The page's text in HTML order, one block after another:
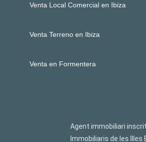
Venta Local Comercial en Ibiza
Venta Terreno en Ibiza
Venta en Formentera
Agent immobiliari
lmmobiliaris de les llles